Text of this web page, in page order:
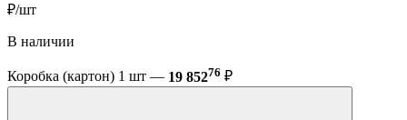
₽/шт
В наличии
Коробка (картон) 1 шт — 19 85276 ₽